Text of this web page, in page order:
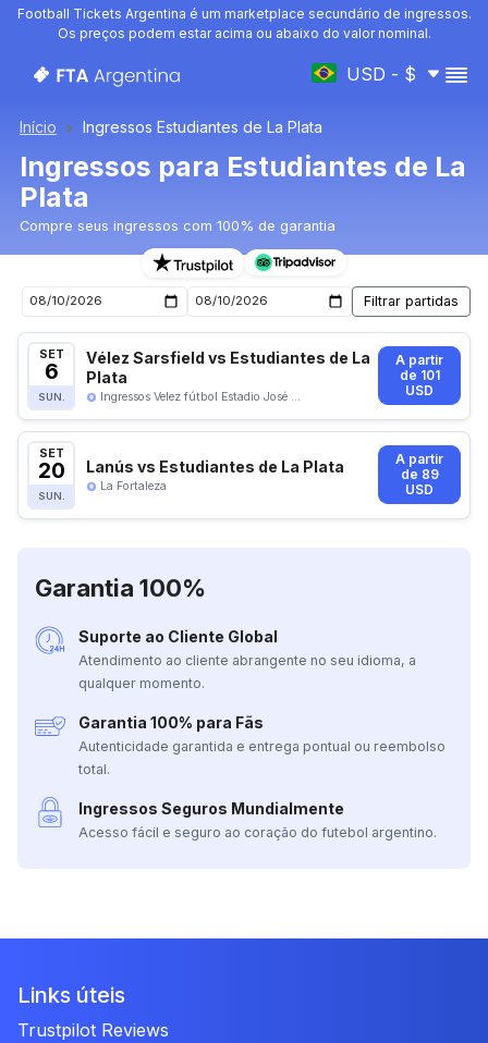
Football Tickets Argentina é um marketplace secundário de ingressos.
Os preços podem estar acima ou abaixo do valor nominal.
USD - $
Início Ingressos Estudiantes de La Plata
Ingressos para Estudiantes de La
Plata
Compre seus ingressos com 100% de garantia
Ingressos para o próximo jogo de Estudiantes de La
SET
6
SUN.
Vélez Sarsfield vs Estudiantes de La
Plata
Ingressos Velez fútbol Estadio José ...
A partir
de 101
USD
SET
20
SUN.
Lanús vs Estudiantes de La Plata
La Fortaleza
A partir
de 89
USD
Garantia 100%
Suporte ao Cliente Global
Atendimento ao cliente abrangente no seu idioma, a
qualquer momento.
Garantia 100% para Fãs
Autenticidade garantida e entrega pontual ou reembolso
total.
Ingressos Seguros Mundialmente
Acesso fácil e seguro ao coração do futebol argentino.
Links úteis
Trustpilot Reviews